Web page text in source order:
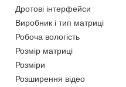
Дротові інтерфейси
Виробник і тип матриці
Робоча вологість
Розмір матриці
Розміри
Розширення відео